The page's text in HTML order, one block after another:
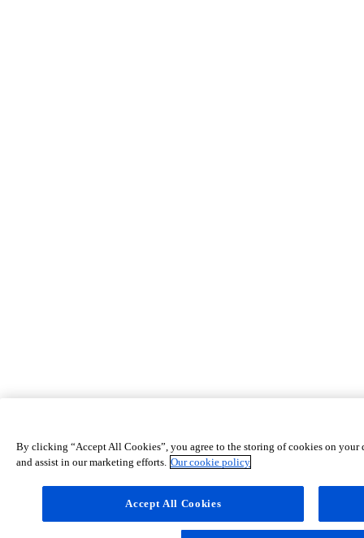
By clicking “Accept All Cookies”, you agree to the storing of cookies on your
and assist in our marketing efforts. Our cookie policy
Accept All Cookies